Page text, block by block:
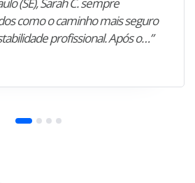
(SE), Sarah C. sempre
como o caminho mais seguro
profissional. Após o…”